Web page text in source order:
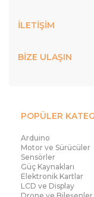
İLETİŞİM
BİZE ULAŞIN
POPÜLER
Arduino
Motor ve Sürücüler
Sensörler
Güç Kaynakları
Elektronik Kartlar
LCD ve Display